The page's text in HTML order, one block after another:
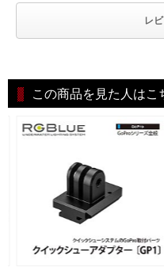
レ
この商品を見た人は